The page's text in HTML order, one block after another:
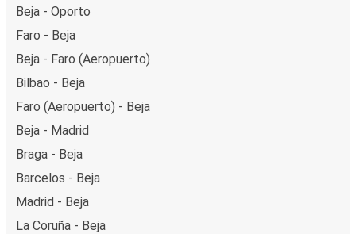
Beja - Oporto
Faro - Beja
Beja - Faro (Aeropuerto)
Bilbao - Beja
Faro (Aeropuerto) - Beja
Beja - Madrid
Braga - Beja
Barcelos - Beja
Madrid - Beja
La Coruña - Beja